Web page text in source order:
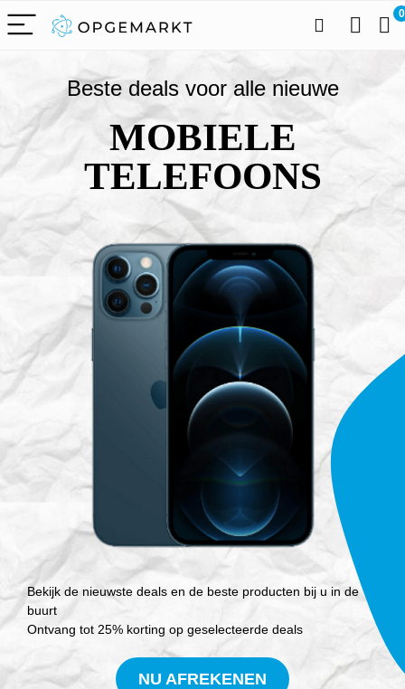
0
Beste deals voor alle nieuwe
MOBIELE
TELEFOONS
Bekijk de nieuwste deals en de beste producten bij u in de
buurt
Ontvang tot 25% korting op geselecteerde deals
NU AFREKENEN